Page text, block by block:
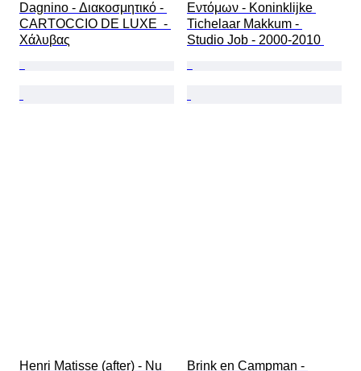
Dagnino - Διακοσμητικό -
CARTOCCIO DE LUXE  -
Χάλυβας
Εντόμων - Koninklijke
Tichelaar Makkum -
Studio Job - 2000-2010
Henri Matisse (after) - Nu
Brink en Campman -